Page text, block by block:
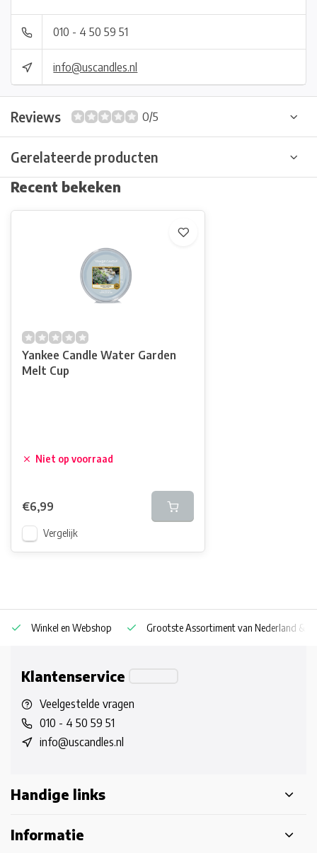
010 - 4 50 59 51
info@uscandles.nl
Reviews 0/5
Gerelateerde producten
Recent bekeken
Yankee Candle Water Garden
Melt Cup
Niet op voorraad
€6,99
Vergelijk
Winkel en Webshop Grootste Assortiment van Nederland &
Klantenservice
Veelgestelde vragen
010 - 4 50 59 51
info@uscandles.nl
Handige links
Informatie